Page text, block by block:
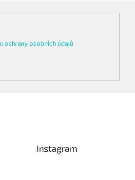
ochrany osobních údajů
Instagram